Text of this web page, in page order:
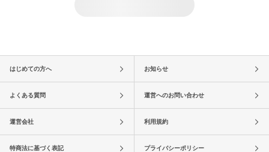
はじめての方へ お知らせ
よくある質問 運営へのお問い合わせ
運営会社 利用規約
特商法に基づく表記 プライバシーポリシー